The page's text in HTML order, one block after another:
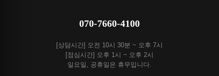
070-7660-4100
[상담시간] 오전 10시 30분 ~ 오후 7시
[점심시간] 오후 1시 ~ 오후 2시
일요일, 공휴일은 휴무입니다.